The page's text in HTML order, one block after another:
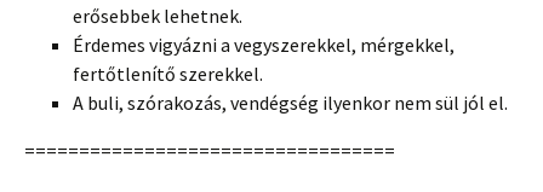
erősebbek lehetnek.
Érdemes vigyázni a vegyszerekkel, mérgekkel,
fertőtlenítő szerekkel.
A buli, szórakozás, vendégség ilyenkor nem sül jól el.
==================================